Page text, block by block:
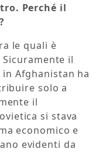
Perché il
le quali è
il
in Afghanistan ha
solo a
il
si stava
economico e
evidenti da